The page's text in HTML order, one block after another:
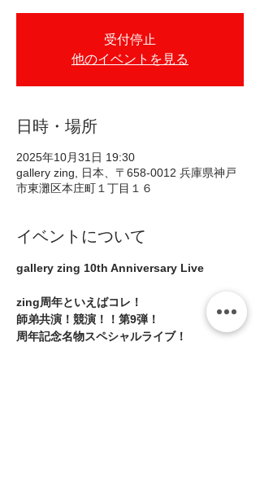
受付停止
他のイベントを見る
日時・場所
2025年10月31日 19:30
gallery zing, 日本、〒658-0012 兵庫県神戸
市東灘区本庄町１丁目１６
イベントについて
gallery zing 10th Anniversary Live
zing周年といえばコレ！
師弟共演！競演！！第9弾！
周年記念名物スペシャルライブ！